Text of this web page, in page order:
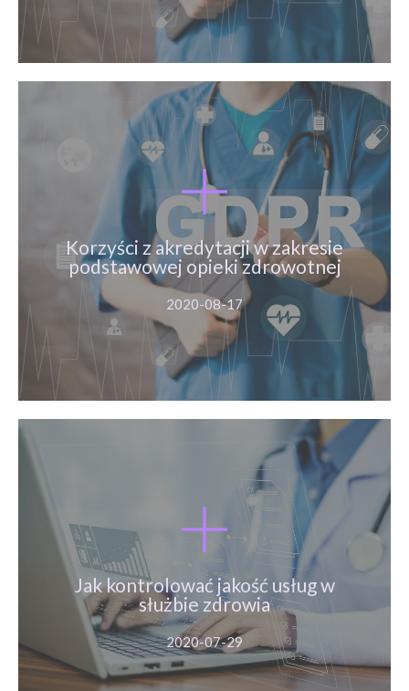
Korzyści z akredytacji w zakresie
podstawowej opieki zdrowotnej
2020-08-17
Korzyści z akredytacji w zakresie
podstawowej opieki zdrowotnej
Więcej
Jak kontrolować jakość usług w
służbie zdrowia
2020-07-29
Jak kontrolować jakość usług w
służbie zdrowia
Więcej